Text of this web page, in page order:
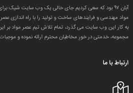
آبان ۹۷ بود که سعی کردیم جای خالی یک وب سایت شیک
مواد مهندسی و فرایندهای ساخت و تولید را با راه اندازی
به کار این وب سایت می گذرد، تمام تلاش تیم عصر مواد بر
مجموعه، خدمتی در خورِ مخاطبان محترم ارائه نموده و
ارتباط با ما